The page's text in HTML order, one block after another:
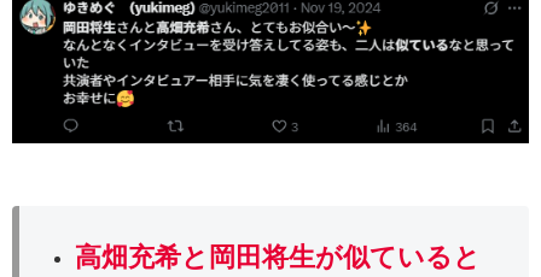
高畑充希と岡田将生が似ていると